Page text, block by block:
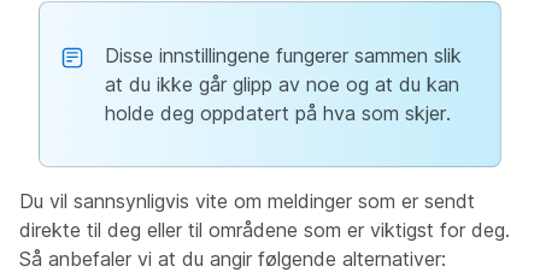
Disse innstillingene fungerer sammen slik
at du ikke går glipp av noe og at du kan
holde deg oppdatert på hva som skjer.
Du vil sannsynligvis vite om meldinger som er sendt
direkte til deg eller til områdene som er viktigst for deg.
Så anbefaler vi at du angir følgende alternativer: